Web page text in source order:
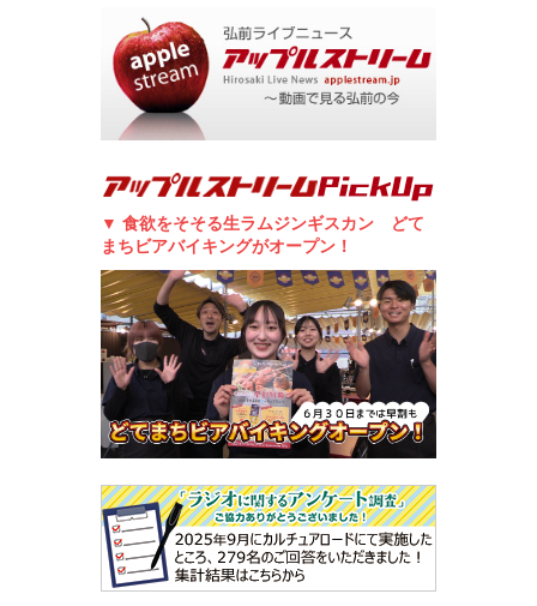
▼ 食欲をそそる生ラムジンギスカン どて
まちビアバイキングがオープン！